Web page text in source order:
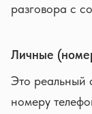
разговора с
Личные
Это реальный
номеру